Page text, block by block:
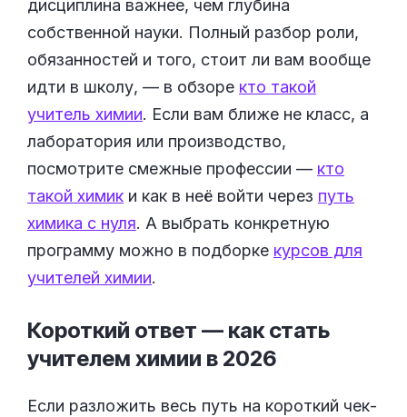
дисциплина важнее, чем глубина
собственной науки. Полный разбор роли,
обязанностей и того, стоит ли вам вообще
идти в школу, — в обзоре кто такой
учитель химии. Если вам ближе не класс, а
лаборатория или производство,
посмотрите смежные профессии — кто
такой химик и как в неё войти через путь
химика с нуля. А выбрать конкретную
программу можно в подборке курсов для
учителей химии.
Короткий ответ — как стать
учителем химии в 2026
Если разложить весь путь на короткий чек-